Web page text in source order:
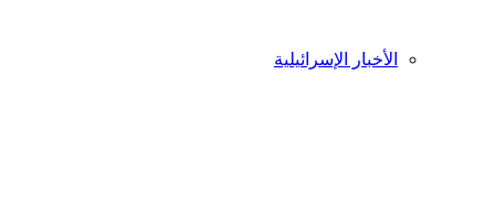
الأخبار الإسرائيلية